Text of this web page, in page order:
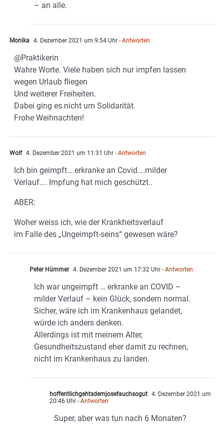
– an alle.
Monika 4. Dezember 2021 um 9:54 Uhr - Antworten
@Praktikerin
Wahre Worte. Viele haben sich nur impfen lassen
wegen Urlaub fliegen
Und weiterer Freiheiten.
Dabei ging es nicht um Solidarität.
Frohe Weihnachten!
Wolf 4. Dezember 2021 um 11:31 Uhr - Antworten
Ich bin geimpft….erkranke an Covid….milder
Verlauf…. Impfung hat mich geschützt..
ABER:
Woher weiss ich, wie der Krankheitsverlauf
im Falle des „Ungeimpft-seins“ gewesen wäre?
Peter Hümmer 4. Dezember 2021 um 17:32 Uhr - Antworten
Ich war ungeimpft … erkranke an COVID –
milder Verlauf – kein Glück, sondern normal.
Sicher, wäre ich im Krankenhaus gelandet,
würde ich anders denken.
Allerdings ist mit meinem Alter,
Gesundheitszustand eher damit zu rechnen,
nicht im Krankenhaus zu landen.
hoffentlichgehtsdemjosefauchsogut 4. Dezember 2021 um
20:46 Uhr - Antworten
Super, aber was tun nach 6 Monaten?